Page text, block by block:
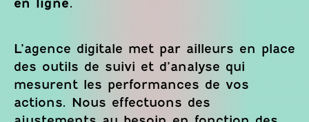
en ligne.
L’agence digitale met par ailleurs en place
des outils de suivi et d’analyse qui
mesurent les performances de vos
actions. Nous effectuons des